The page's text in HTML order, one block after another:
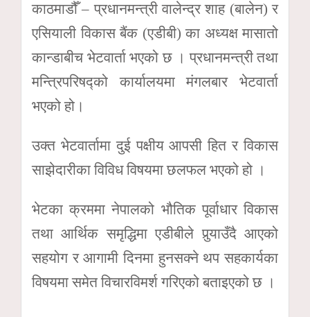
काठमाडौँ – प्रधानमन्त्री वालेन्द्र शाह (बालेन) र
एसियाली विकास बैंक (एडीबी) का अध्यक्ष मासातो
कान्डाबीच भेटवार्ता भएको छ । प्रधानमन्त्री तथा
मन्त्रिपरिषद्को कार्यालयमा मंगलबार भेटवार्ता
भएको हो।
उक्त भेटवार्तामा दुई पक्षीय आपसी हित र विकास
साझेदारीका विविध विषयमा छलफल भएको हो ।
भेटका क्रममा नेपालको भौतिक पूर्वाधार विकास
तथा आर्थिक समृद्धिमा एडीबीले पुर्‍याउँदै आएको
सहयोग र आगामी दिनमा हुनसक्ने थप सहकार्यका
विषयमा समेत विचारविमर्श गरिएको बताइएको छ ।